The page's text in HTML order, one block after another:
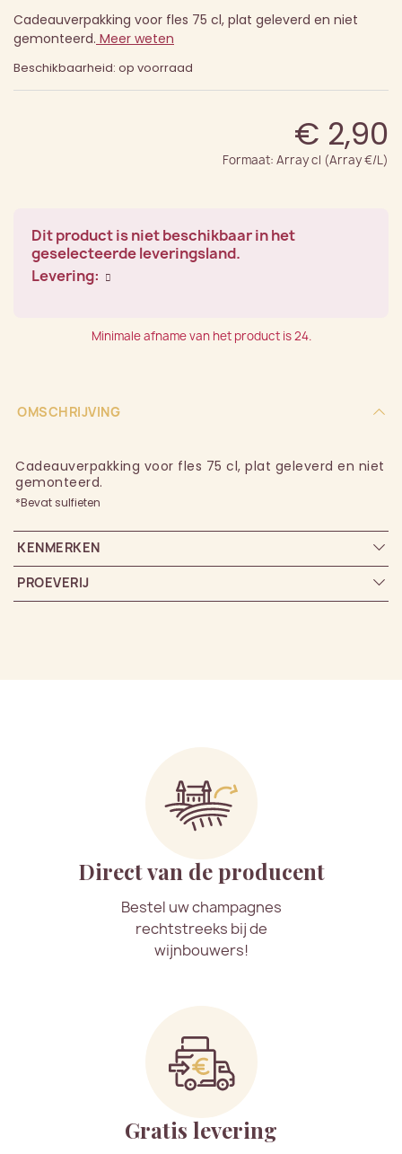
Cadeauverpakking voor fles 75 cl, plat geleverd en niet
gemonteerd. Meer weten
Beschikbaarheid: op voorraad
€ 2,90
Formaat: Array cl (Array €/L)
Dit product is niet beschikbaar in het
geselecteerde leveringsland.
Levering:
Minimale afname van het product is 24.
OMSCHRIJVING
Cadeauverpakking voor fles 75 cl, plat geleverd en niet
gemonteerd.
*Bevat sulfieten
KENMERKEN
PROEVERIJ
Direct van de producent
Bestel uw champagnes
rechtstreeks bij de
wijnbouwers!
Gratis levering